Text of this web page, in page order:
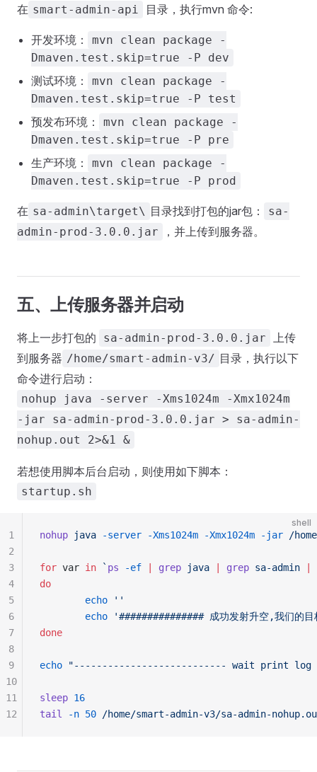
在 smart-admin-api 目录，执行mvn 命令:
开发环境：
mvn clean package -
Dmaven.test.skip=true -P dev
测试环境：
mvn clean package -
Dmaven.test.skip=true -P test
预发布环境：
mvn clean package -
Dmaven.test.skip=true -P pre
生产环境：
mvn clean package -
Dmaven.test.skip=true -P prod
在 sa-admin\target\ 目录找到打包的jar包：
sa-
admin-prod-3.0.0.jar
，并上传到服务器。
五、上传服务器并启动
将上一步打包的 sa-admin-prod-3.0.0.jar 上传
到服务器 /home/smart-admin-v3/ 目录，执行以下
命令进行启动：
nohup java -server -Xms1024m -Xmx1024m
-jar sa-admin-prod-3.0.0.jar > sa-admin-
nohup.out 2>&1 &
若想使用脚本后台启动，则使用如下脚本：
startup.sh
shell
nohup java -server -Xms1024m -Xmx1024m -jar /
for var in ` ps -ef grep java grep sa-admin
do
        echo
''
        echo
'############### 成功发射升空,我们的
done
echo "--------------------------- wait print
sleep 16
tail
-n 50 /home/smart-admin-v3/sa-admin-
1
2
3
4
5
6
7
8
9
10
11
12